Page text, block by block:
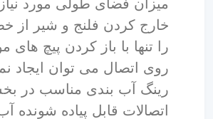
میزان فضای طولی مورد
خارج کردن فلنج و شیر از
را تنها با باز کردن پیچ های
روی اتصال می توان ایجاد
رینگ آب بندی مناسب در
اتصالات قابل پیاده شونده